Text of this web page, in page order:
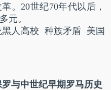
。 20世纪70年代以后，
元。
人高校 种族矛盾 美国
罗与中世纪早期罗马历史